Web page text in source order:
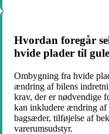
Hvordan foregår
hvide plader til
Ombygning fra hvide
ændring af bilens
krav, der er nødvendige
kan inkludere ændring
bagsæder, tilføjelse af
varerumsudstyr.